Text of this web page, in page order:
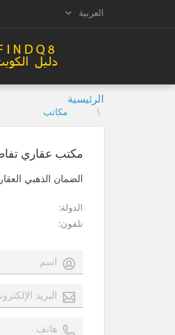
العربية
الرئيسية
مكاتب
مكتب عقاري
الضمان الذهبي
الدولة
تلفون